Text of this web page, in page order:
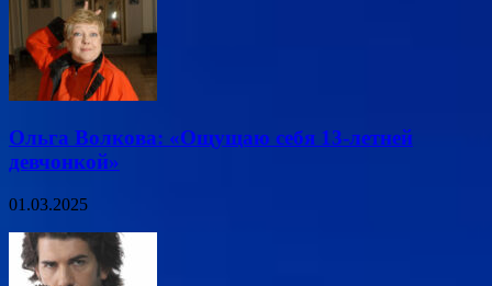
Ольга Волкова: «Ощущаю себя 13-летней
девчонкой»
01.03.2025